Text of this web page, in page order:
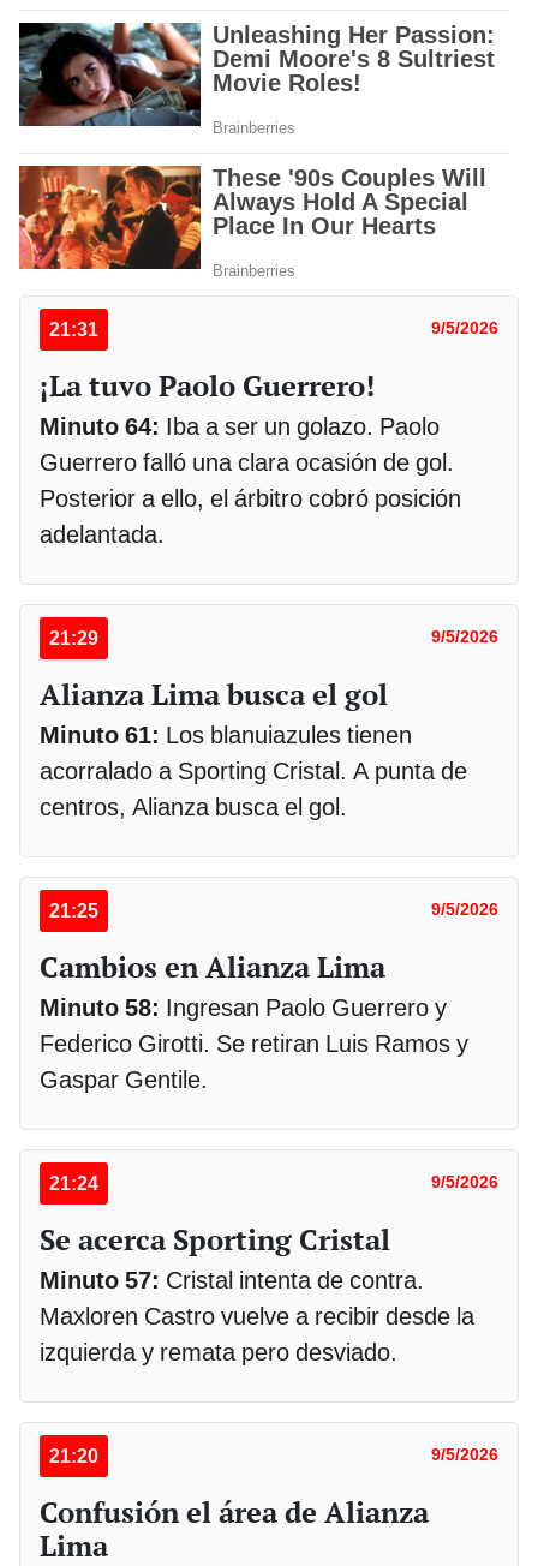
21:31 9/5/2026
¡La tuvo Paolo Guerrero!
Minuto 64: Iba a ser un golazo. Paolo
Guerrero falló una clara ocasión de gol.
Posterior a ello, el árbitro cobró posición
adelantada.
21:29 9/5/2026
Alianza Lima busca el gol
Minuto 61: Los blanuiazules tienen
acorralado a Sporting Cristal. A punta de
centros, Alianza busca el gol.
21:25 9/5/2026
Cambios en Alianza Lima
Minuto 58: Ingresan Paolo Guerrero y
Federico Girotti. Se retiran Luis Ramos y
Gaspar Gentile.
21:24 9/5/2026
Se acerca Sporting Cristal
Minuto 57: Cristal intenta de contra.
Maxloren Castro vuelve a recibir desde la
izquierda y remata pero desviado.
21:20 9/5/2026
Confusión el área de Alianza
Lima